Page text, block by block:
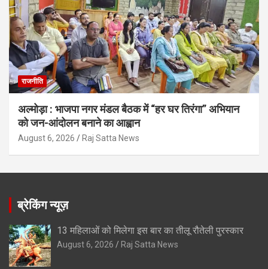
राजनीति
अल्मोड़ा : भाजपा नगर मंडल बैठक में “हर घर तिरंगा” अभियान
को जन-आंदोलन बनाने का आह्वान
August 6, 2026 Raj Satta News
ब्रेकिंग न्यूज़
13 महिलाओं को मिलेगा इस बार का तीलू रौतेली पुरस्कार
August 6, 2026 Raj Satta News